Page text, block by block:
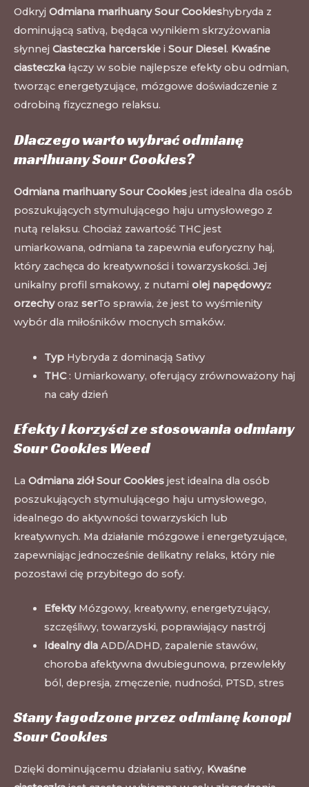
Odkryj Odmiana marihuany Sour Cookieshybryda z
dominującą sativą, będąca wynikiem skrzyżowania
słynnej Ciasteczka harcerskie i Sour Diesel. Kwaśne
ciasteczka łączy w sobie najlepsze efekty obu odmian,
tworząc energetyzujące, mózgowe doświadczenie z
odrobiną fizycznego relaksu.
Dlaczego warto wybrać odmianę
marihuany Sour Cookies?
Odmiana marihuany Sour Cookies jest idealna dla osób
poszukujących stymulującego haju umysłowego z
nutą relaksu. Chociaż zawartość THC jest
umiarkowana, odmiana ta zapewnia euforyczny haj,
który zachęca do kreatywności i towarzyskości. Jej
unikalny profil smakowy, z nutami olej napędowyz
orzechyoraz serTo sprawia, że jest to wyśmienity
wybór dla miłośników mocnych smaków.
TypHybryda z dominacją Sativy
THC: Umiarkowany, oferujący zrównoważony haj
na cały dzień
Efekty i korzyści ze stosowania odmiany
Sour Cookies Weed
La Odmiana ziół Sour Cookies jest idealna dla osób
poszukujących stymulującego haju umysłowego,
idealnego do aktywności towarzyskich lub
kreatywnych. Ma działanie mózgowe i energetyzujące,
zapewniając jednocześnie delikatny relaks, który nie
pozostawi cię przybitego do sofy.
EfektyMózgowy, kreatywny, energetyzujący,
szczęśliwy, towarzyski, poprawiający nastrój
Idealny dlaADD/ADHD, zapalenie stawów,
choroba afektywna dwubiegunowa, przewlekły
ból, depresja, zmęczenie, nudności, PTSD, stres
Stany łagodzone przez odmianę konopi
Sour Cookies
Dzięki dominującemu działaniu sativy, Kwaśne